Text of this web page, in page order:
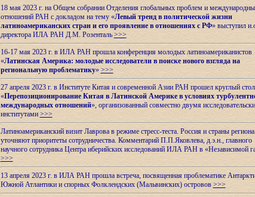
18 мая 2023 г. на Общем собрании Отделения глобальных проблем и
отношений РАН с докладом на тему «Левый тренд в политической жизни
латиноамериканских стран и его проявление в отношениях с РФ» выступил
директора ИЛА РАН Д.М. Розенталь >>>
16-17 мая 2023 г. в ИЛА РАН прошла конференция молодых латиноамериканистов
«Латинская Америка: молодые исследователи в поиске нового взгляда на
региональную проблематику» >>>
27 апреля 2023 г. в Институте Китая и современной Азии РАН прошел круглый стол
«Перепозиционирование Китая в ЛатинскойАмерике в условиях
международных отношений», организованный совместно двумя
институтами >>>
Латиноамериканский визит Лаврова в режиме стресс-теста. Россия и страны региона
уточняют приоритеты сотрудничества. Комментарий П.П.Яковлева, д.э.н., главного
научного сотрудника Центра иберийских исследований ИЛА РАН в «Независимой
>>>
13 апреля 2023 г. в ИЛА РАН прошла встреча, посвященная проблематике
Южной Атлантики и спорных Фолклендских (Мальвинских) островов >>>